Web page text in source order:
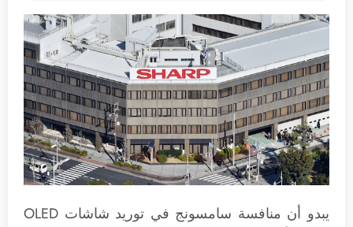
يبدو أن منافسة سامسونج في توريد شاشات OLED